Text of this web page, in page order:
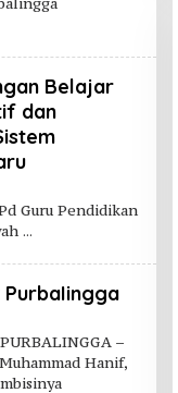
Belajar
dan
Guru Pendidikan
–
Hanif,